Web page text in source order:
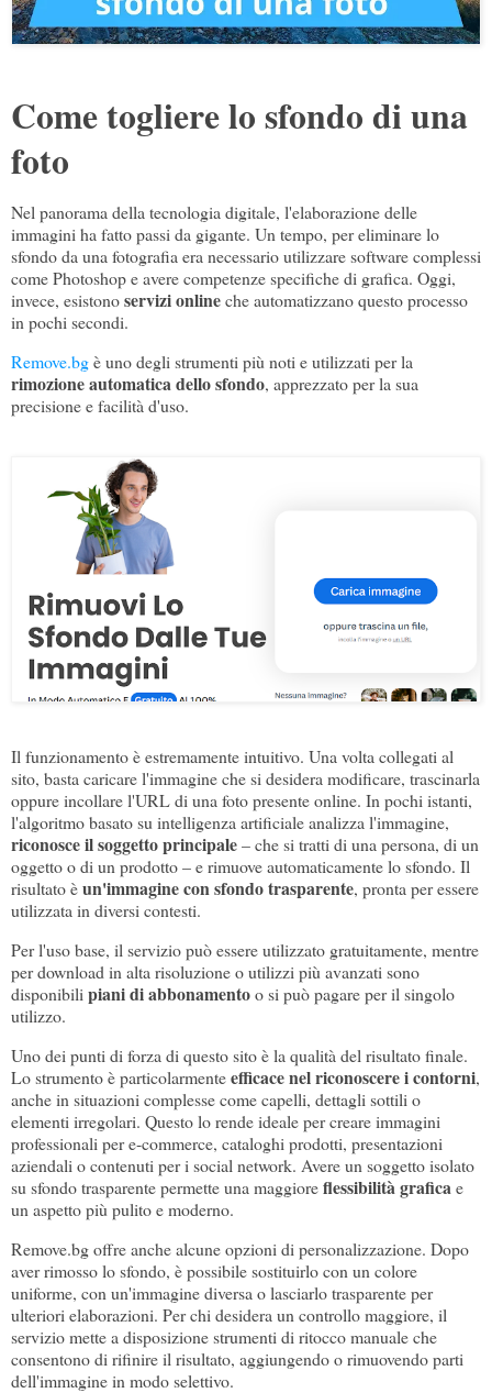
Come togliere lo sfondo di una
foto
Nel panorama della tecnologia digitale, l'elaborazione delle
immagini ha fatto passi da gigante. Un tempo, per eliminare lo
sfondo da una fotografia era necessario utilizzare software complessi
come Photoshop e avere competenze specifiche di grafica. Oggi,
invece, esistonoservizi onlineche automatizzano questo processo
in pochi secondi.
Remove.bgè uno degli strumenti più noti e utilizzati per la
rimozione automatica dello sfondo, apprezzato per la sua
precisione e facilità d'uso.
Il funzionamento è estremamente intuitivo. Una volta collegati al
sito, basta caricare l'immagine che si desidera modificare, trascinarla
oppure incollare l'URL di una foto presente online. In pochi istanti,
l'algoritmo basato su intelligenza artificiale analizza l'immagine,
riconosce il soggetto principale– che si tratti di una persona, di un
oggetto o di un prodotto – e rimuove automaticamente lo sfondo. Il
risultato èun'immagine con sfondo trasparente, pronta per essere
utilizzata in diversi contesti.
Per l'uso base, il servizio può essere utilizzato gratuitamente, mentre
per download in alta risoluzione o utilizzi più avanzati sono
disponibili piani di abbonamentoo si può pagare per il singolo
utilizzo.
Uno dei punti di forza di questo sito è la qualità del risultato finale.
Lo strumento è particolarmenteefficace nel riconoscere i contorni,
anche in situazioni complesse come capelli, dettagli sottili o
elementi irregolari. Questo lo rende ideale per creare immagini
professionali per e-commerce, cataloghi prodotti, presentazioni
aziendali o contenuti per i social network. Avere un soggetto isolato
su sfondo trasparente permette una maggioreflessibilità graficae
un aspetto più pulito e moderno.
Remove.bg offre anche alcune opzioni di personalizzazione. Dopo
aver rimosso lo sfondo, è possibile sostituirlo con un colore
uniforme, con un'immagine diversa o lasciarlo trasparente per
ulteriori elaborazioni. Per chi desidera un controllo maggiore, il
servizio mette a disposizione strumenti di ritocco manuale che
consentono di rifinire il risultato, aggiungendo o rimuovendo parti
dell'immagine in modo selettivo.